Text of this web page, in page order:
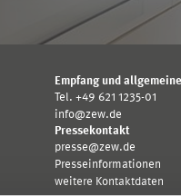
Empfang und
Tel. +49 621 1235-01
info@zew.de
Pressekontakt
presse@zew.de
Presseinformationen
weitere Kontaktdaten